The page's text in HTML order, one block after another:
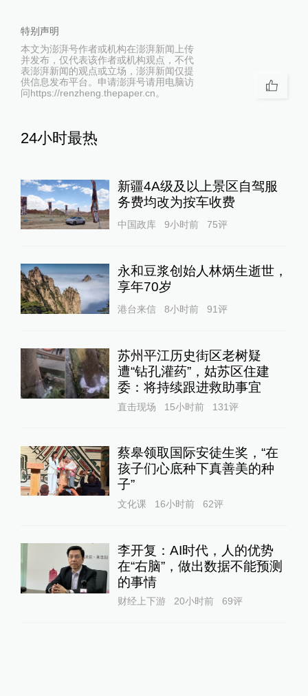
特别声明
本文为澎湃号作者或机构在澎湃新闻上传
并发布，仅代表该作者或机构观点，不代
表澎湃新闻的观点或立场，澎湃新闻仅提
供信息发布平台。申请澎湃号请用电脑访
问https://renzheng.thepaper.cn。
24小时最热
新疆4A级及以上景区自驾服
务费均改为按车收费
中国政库 9小时前 75评
永和豆浆创始人林炳生逝世，
享年70岁
港台来信 8小时前 91评
苏州平江历史街区老树疑
遭“钻孔灌药”，姑苏区住建
委：将持续跟进救助事宜
直击现场 15小时前 131评
蔡皋领取国际安徒生奖，“在
孩子们心底种下真善美的种
子”
文化课 16小时前 62评
李开复：AI时代，人的优势
在“右脑”，做出数据不能预测
的事情
财经上下游 20小时前 69评